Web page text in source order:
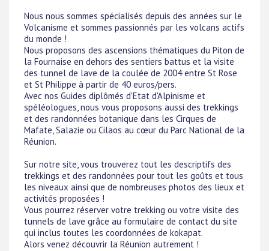
Nous nous sommes spécialisés depuis des années sur le
Volcanisme et sommes passionnés par les volcans actifs
du monde !
Nous proposons des ascensions thématiques du Piton de
la Fournaise en dehors des sentiers battus et la visite
des tunnel de lave de la coulée de 2004 entre St Rose
et St Philippe à partir de 40 euros/pers.
Avec nos Guides diplômés d'Etat d'Alpinisme et
spéléologues, nous vous proposons aussi des trekkings
et des randonnées botanique dans les Cirques de
Mafate, Salazie ou Cilaos au cœur du Parc National de la
Réunion.
Sur notre site, vous trouverez tout les descriptifs des
trekkings et des randonnées pour tout les goûts et tous
les niveaux ainsi que de nombreuses photos des lieux et
activités proposées !
Vous pourrez réserver votre trekking ou votre visite des
tunnels de lave grâce au formulaire de contact du site
qui inclus toutes les coordonnées de kokapat.
Alors venez découvrir la Réunion autrement !